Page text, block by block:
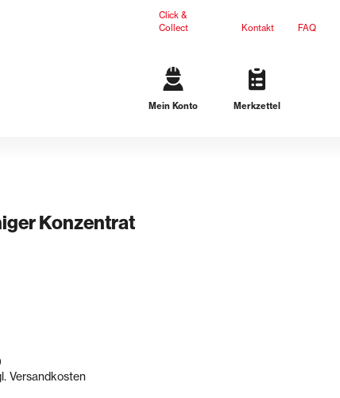
Click &
Collect
Kontakt FAQ
Stufen
Ergänzungsprodukte
Mein Konto Merkzettel
Konzentrat
Versandkosten